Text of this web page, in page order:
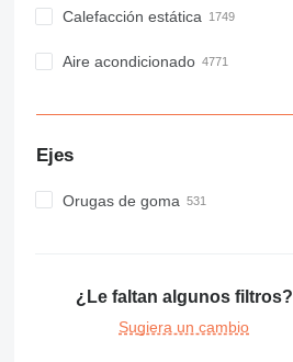
Calefacción estática
Aire acondicionado
Ejes
Orugas de goma
¿Le faltan algunos filtros?
Sugiera un cambio